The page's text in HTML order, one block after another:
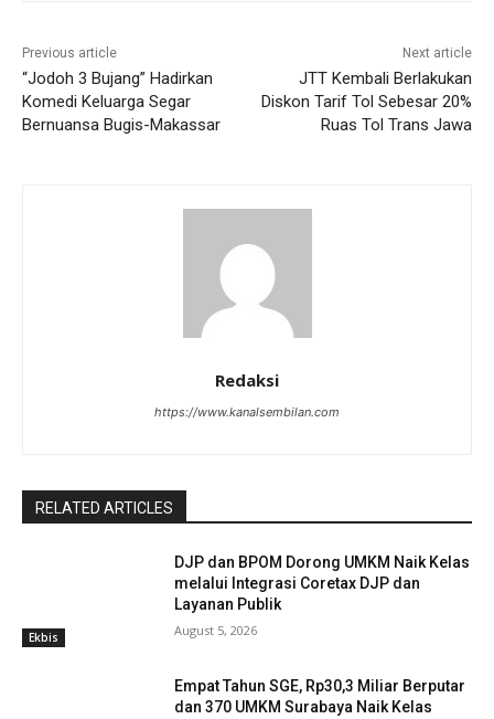
Previous article
“Jodoh 3 Bujang” Hadirkan
Komedi Keluarga Segar
Bernuansa Bugis-Makassar
Next article
JTT Kembali Berlakukan
Diskon Tarif Tol Sebesar 20%
Ruas Tol Trans Jawa
Redaksi
https://www.kanalsembilan.com
RELATED ARTICLES
Ekbis
DJP dan BPOM Dorong UMKM Naik Kelas
melalui Integrasi Coretax DJP dan
Layanan Publik
August 5, 2026
Empat Tahun SGE, Rp30,3 Miliar Berputar
dan 370 UMKM Surabaya Naik Kelas